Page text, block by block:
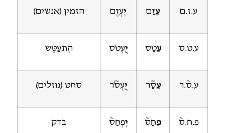
ע.ז.ם עַזַם יִעְזֶם הזמין (אנשים)
ע.ט.ס עַטַס יֻעְטֹס הִתְעַטֵּש
ע.ס~.ר עַסַ~ר יֻעְס~ֹר סחט (נוזלים)
פ.ח.ס~ פַחַס~ יִפְחַס~ בדק